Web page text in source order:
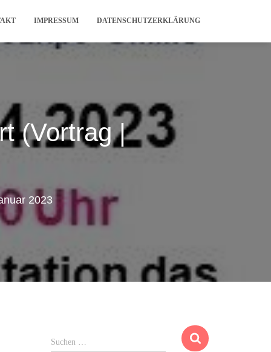
IMPRESSUM DATENSCHUTZERKLÄRUNG
(Vortrag |
2023
u
Suchen …